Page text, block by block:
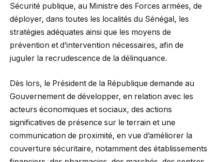
Sécurité publique, au Ministre des Forces armées, de
déployer, dans toutes les localités du Sénégal, les
stratégies adéquates ainsi que les moyens de
prévention et d’intervention nécessaires, afin de
juguler la recrudescence de la délinquance.
Dès lors, le Président de la République demande au
Gouvernement de développer, en relation avec les
acteurs économiques et sociaux, des actions
significatives de présence sur le terrain et une
communication de proximité, en vue d’améliorer la
couverture sécuritaire, notamment des établissements